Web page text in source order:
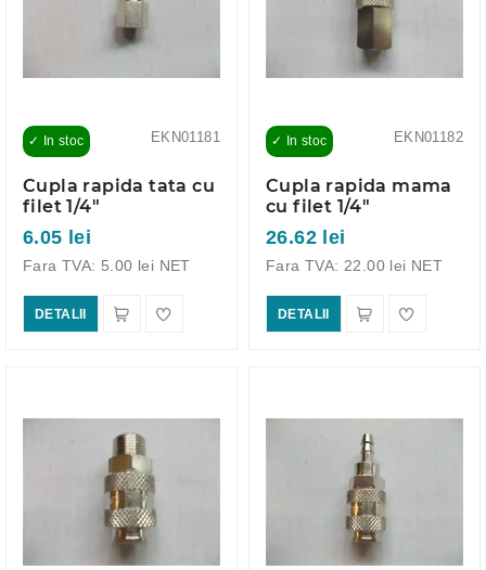
EKN01181
✓ In stoc
Cupla rapida tata cu
filet 1/4"
6.05 lei
Fara TVA: 5.00 lei NET
DETALII
EKN01182
✓ In stoc
Cupla rapida mama
cu filet 1/4"
26.62 lei
Fara TVA: 22.00 lei NET
DETALII